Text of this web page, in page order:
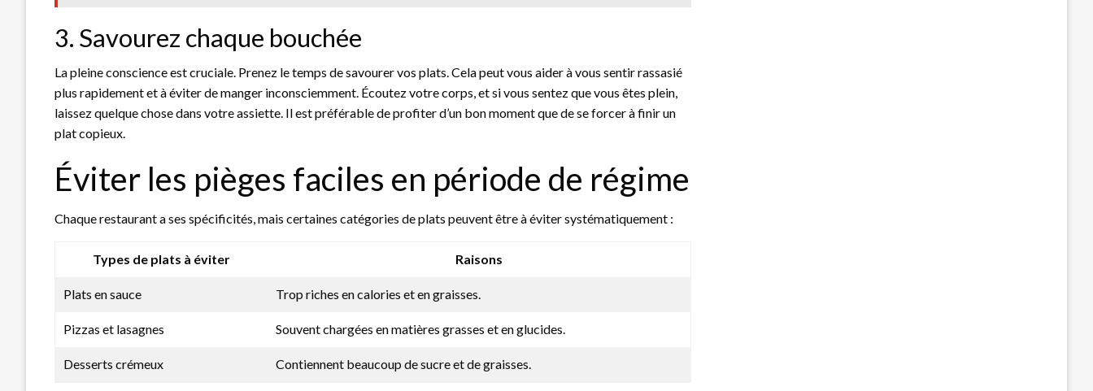
3. Savourez chaque bouchée
La pleine conscience est cruciale. Prenez le temps de savourer vos plats. Cela peut vous aider à vous sentir rassasié
plus rapidement et à éviter de manger inconsciemment. Écoutez votre corps, et si vous sentez que vous êtes plein,
laissez quelque chose dans votre assiette. Il est préférable de profiter d’un bon moment que de se forcer à finir un
plat copieux.
Éviter les pièges faciles en période de régime
Chaque restaurant a ses spécificités, mais certaines catégories de plats peuvent être à éviter systématiquement :
Types de plats à éviter Raisons
Plats en sauce Trop riches en calories et en graisses.
Pizzas et lasagnes Souvent chargées en matières grasses et en glucides.
Desserts crémeux Contiennent beaucoup de sucre et de graisses.